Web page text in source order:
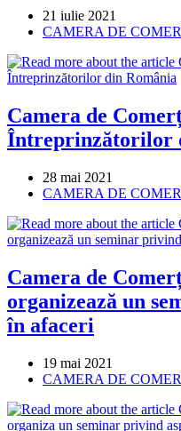
Post
published:
21 iulie 2021
Post
CAMERA DE
Camera de
Întreprinzătorilor
Post
published:
28 mai 2021
Post
CAMERA DE
Camera de
organizează un
în afaceri
Post
published:
19 mai 2021
Post
CAMERA DE